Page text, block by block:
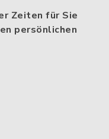
Zeiten für Sie
persönlichen